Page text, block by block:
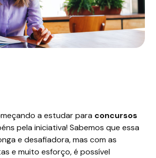
a estudar para concursos
pela iniciativa! Sabemos que essa
e desafiadora, mas com as
e muito esforço, é possível